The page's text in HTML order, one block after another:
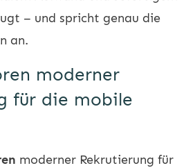
– und spricht genau die
an.
moderner
für die mobile
moderner Rekrutierung für